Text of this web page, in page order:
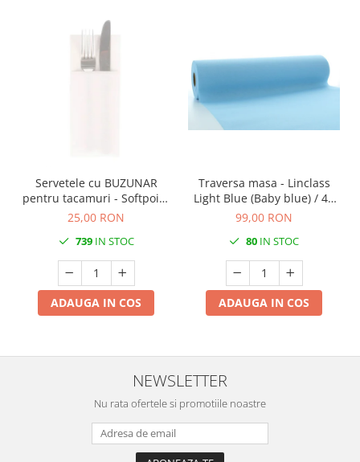
DECOR ZIUA ROMANIEI
DECOR PRIMAVARA
DECOR MOS NICOLAE
TEMATICA FLORALA
DECOR OKTOBER FEST
DECOR BABY SHOWER
MINI BAX 1+1 GRATUIT
CUMPARA LA PALET
Servetele cu BUZUNAR
pentru tacamuri - Softpoint
(Alb) / 33 x 40 cm / 50 buc
25,00 RON
739IN STOC
ADAUGA IN COS
Traversa masa - Linclass
Light Blue (Baby blue) / 40
cm x 24 m / 1 rola
99,00 RON
80 IN STOC
ADAUGA IN COS
NEWSLETTER
Nu rata ofertele si promotiile noastre